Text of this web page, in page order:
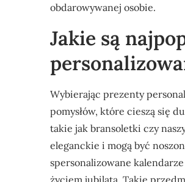
obdarowywanej osobie.
Jakie są
Wybierając prezenty
pomysłów, które cieszą się
takie jak bransoletki czy
eleganckie i mogą być
spersonalizowane
życiem jubilata. Takie